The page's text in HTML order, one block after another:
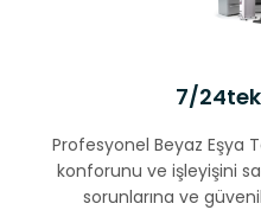
7/
Profesyonel Beyaz Eşya
konforunu ve işleyişini
sorunlarına ve